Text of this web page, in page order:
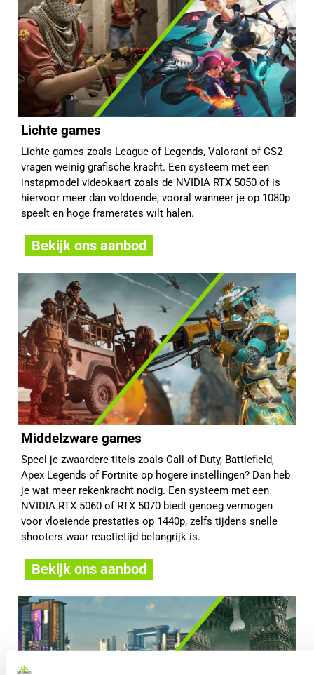
Lichte games
Lichte games zoals League of Legends, Valorant of CS2
vragen weinig grafische kracht. Een systeem met een
instapmodel videokaart zoals de NVIDIA RTX 5050 of is
hiervoor meer dan voldoende, vooral wanneer je op 1080p
speelt en hoge framerates wilt halen.
Bekijk ons aanbod
Middelzware games
Speel je zwaardere titels zoals Call of Duty, Battlefield,
Apex Legends of Fortnite op hogere instellingen? Dan heb
je wat meer rekenkracht nodig. Een systeem met een
NVIDIA RTX 5060 of RTX 5070 biedt genoeg vermogen
voor vloeiende prestaties op 1440p, zelfs tijdens snelle
shooters waar reactietijd belangrijk is.
Bekijk ons aanbod